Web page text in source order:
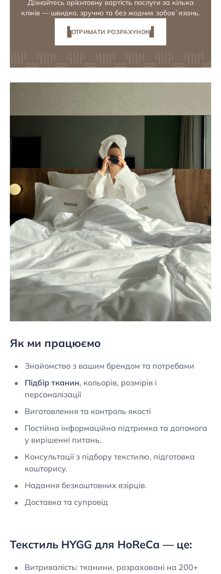
Дізнайтесь орієнтовну вартість послуги за кілька
кліків — швидко, зручно та без жодних зобов`язань.
ОТРИМАТИ РОЗРАХУНОК
Як ми працюємо
Знайомство з вашим брендом та потребами
Підбір тканин, кольорів, розмірів і
персоналізації
Виготовлення та контроль якості
Постійна інформаційна підтримка та допомога
у вирішенні питань.
Консультації з підбору текстилю, підготовка
кошторису.
Надання безкоштовних взірців.
Доставка та супровід
Текстиль HYGG для HoReCa — це:
Витривалість: тканини, розраховані на 200+